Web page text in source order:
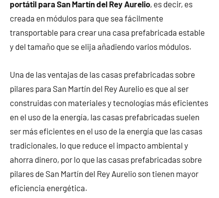
portátil para San Martín del Rey Aurelio, es decir, es
creada en módulos para que sea fácilmente
transportable para crear una casa prefabricada estable
y del tamaño que se elija añadiendo varios módulos.
Una de las ventajas de las casas prefabricadas sobre
pilares para San Martín del Rey Aurelio es que al ser
construidas con materiales y tecnologías más eficientes
en el uso de la energía, las casas prefabricadas suelen
ser más eficientes en el uso de la energía que las casas
tradicionales, lo que reduce el impacto ambiental y
ahorra dinero, por lo que las casas prefabricadas sobre
pilares de San Martín del Rey Aurelio son tienen mayor
eficiencia energética.